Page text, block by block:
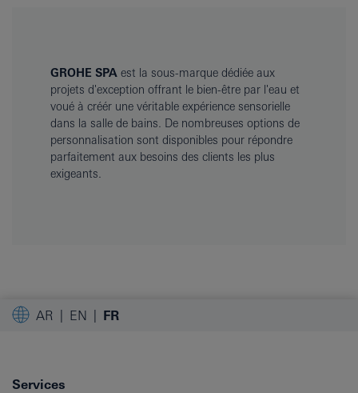
GROHE SPA est la sous-marque dédiée aux
projets d'exception offrant le bien-être par l'eau et
voué à créér une véritable expérience sensorielle
dans la salle de bains. De nombreuses options de
personnalisation sont disponibles pour répondre
parfaitement aux besoins des clients les plus
exigeants.
AR EN FR
Services